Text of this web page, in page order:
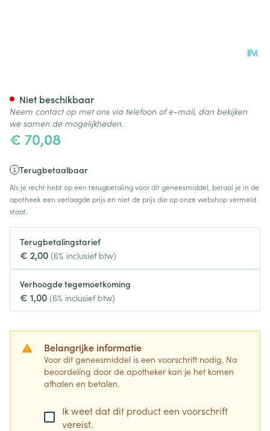
€ 70,08
Terugbetaalbaar
Als je recht hebt op een terugbetaling voor dit geneesmiddel, betaal je in de
apotheek een verlaagde prijs en niet de prijs die op onze webshop vermeld
staat.
Terugbetalingstarief
€ 2,00 (6% inclusief btw)
Verhoogde tegemoetkoming
€ 1,00 (6% inclusief btw)
Belangrijke informatie
Voor dit geneesmiddel is een voorschrift nodig. Na
beoordeling door de apotheker kan je het komen
afhalen en betalen.
Ik weet dat dit product een voorschrift
vereist.
Niet beschikbaar
Neem contact op met ons via telefoon of e-mail, dan bekijken
we samen de mogelijkheden.